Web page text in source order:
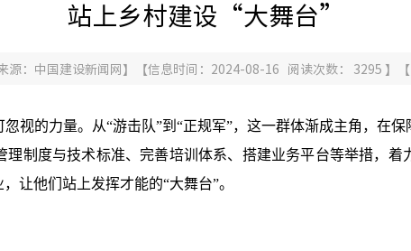
站上乡村建设“大舞台”
源： 中国建设新闻网】 【信息时间：2024-08-16 阅读次数： 3295 】 【
视的力量。从“游击队”到“正规军”，这一群体渐成主角，在
制度与技术标准、完善培训体系、搭建业务平台等举措，
让他们站上发挥才能的“大舞台”。